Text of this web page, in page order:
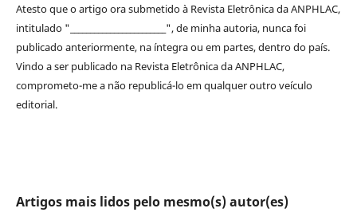
Atesto que o artigo ora submetido à Revista Eletrônica da ANPHLAC,
intitulado "________________________", de minha autoria, nunca foi
publicado anteriormente, na íntegra ou em partes, dentrodo país.
Vindo a ser publicado na Revista Eletrônica da ANPHLAC,
comprometo-me a não republicá-lo em qualquer outro veículo
editorial.
Artigos mais lidos pelo mesmo(s) autor(es)